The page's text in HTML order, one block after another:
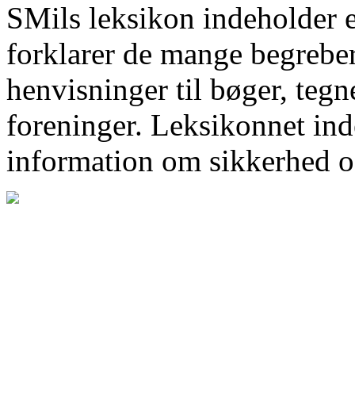
SMils leksikon indeholder
forklarer de mange
henvisninger til bøger,
foreninger. Leksikonnet
information om sikkerhed